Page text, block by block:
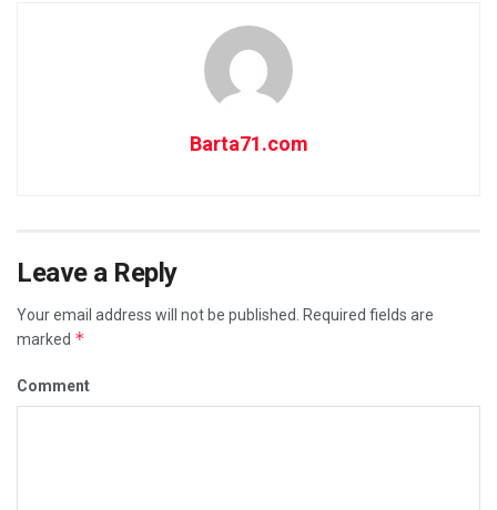
Barta71.com
Leave a Reply
Your email address will not be published.
Required fields are
marked *
Comment